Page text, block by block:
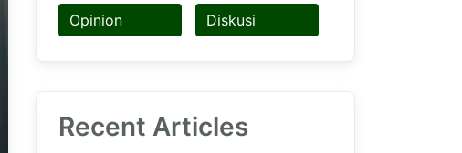
Opinion Diskusi
Recent Articles